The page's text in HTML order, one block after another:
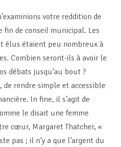
votre reddition de
fin de conseil municipal. Les
élus étaient peu nombreux à
Combien seront-ils à avoir le
débats jusqu’au bout ?
de rendre simple et accessible
In fine, il s’agit de
le disait une femme
cœur, Margaret Thatcher, «
pas ; il n’y a que l’argent du